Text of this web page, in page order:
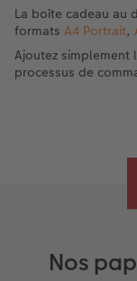
La boîte cadeau au
formats A4 Portrait,
Ajoutez simplement
processus de
Nos